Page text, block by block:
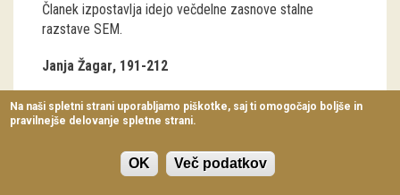
Koledar dogodkov
Prireditve
Predavanja
Delavnice
Vodeni ogledi
Članek izpostavlja idejo večdelne zasnove stalne
razstave SEM.
Janja Žagar 191-212
SLOVENSKI ETNOGRAFSKI MUZEJ
Na naši spletni strani uporabljamo piškotke, saj ti omogočajo boljše in
pravilnejše delovanje spletne strani.
OK Več podatkov